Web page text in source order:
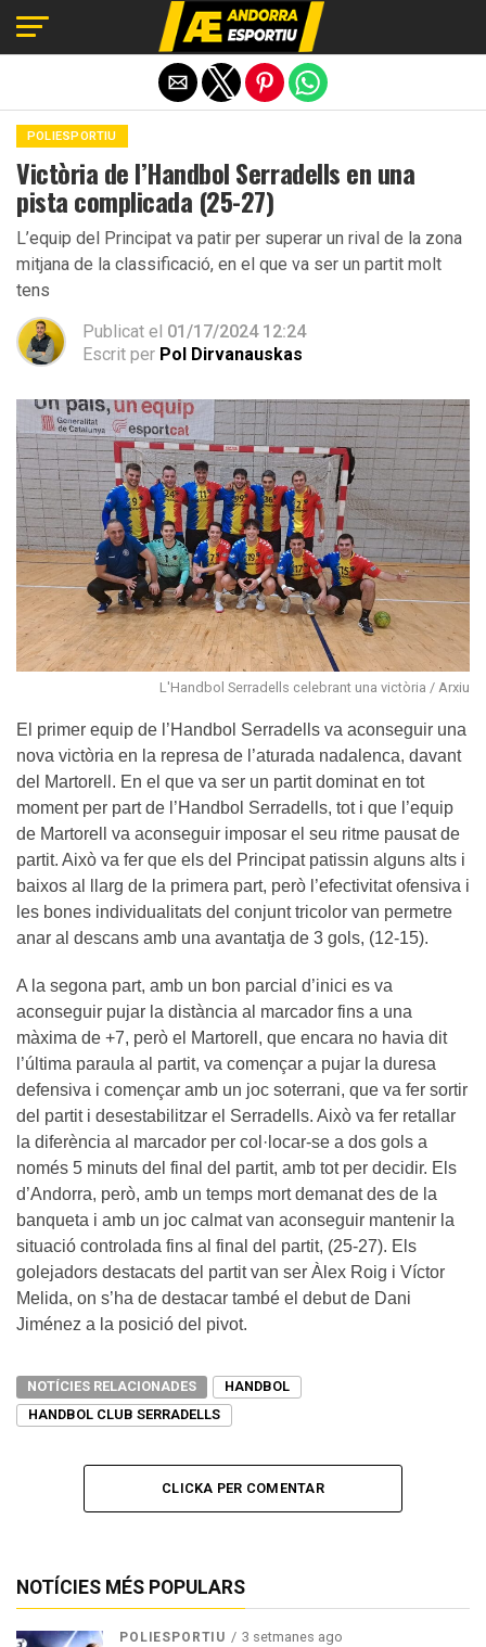
POLIESPORTIU
Victòria de l’Handbol Serradells en una
pista complicada (25-27)
L’equip del Principat va patir per superar un rival de la zona
mitjana de la classificació, en el que va ser un partit molt
tens
Publicat el 01/17/2024 12:24
Escrit per Pol Dirvanauskas
L'Handbol Serradells celebrant una victòria / Arxiu
El primer equip de l’Handbol Serradells va aconseguir una
nova victòria en la represa de l’aturada nadalenca, davant
del Martorell. En el que va ser un partit dominat en tot
moment per part de l’Handbol Serradells, tot i que l’equip
de Martorell va aconseguir imposar el seu ritme pausat de
partit. Això va fer que els del Principat patissin alguns alts i
baixos al llarg de la primera part, però l’efectivitat ofensiva i
les bones individualitats del conjunt tricolor van permetre
anar al descans amb una avantatja de 3 gols, (12-15).
A la segona part, amb un bon parcial d’inici es va
aconseguir pujar la distància al marcador fins a una
màxima de +7, però el Martorell, que encara no havia dit
l’última paraula al partit, va començar a pujar la duresa
defensiva i començar amb un joc soterrani, que va fer sortir
del partit i desestabilitzar el Serradells. Això va fer retallar
la diferència al marcador per col·locar-se a dos gols a
només 5 minuts del final del partit, amb tot per decidir. Els
d’Andorra, però, amb un temps mort demanat des de la
banqueta i amb un joc calmat van aconseguir mantenir la
situació controlada fins al final del partit, (25-27). Els
golejadors destacats del partit van ser Àlex Roig i Víctor
Melida, on s’ha de destacar també el debut de Dani
Jiménez a la posició del pivot.
NOTÍCIES RELACIONADES
HANDBOL
HANDBOL CLUB SERRADELLS
CLICKA PER COMENTAR
NOTÍCIES MÉS POPULARS
POLIESPORTIU 3 setmanes ago
Exit mobile version